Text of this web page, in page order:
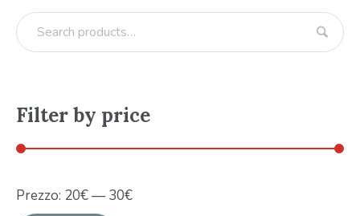
Filter by price
Prezzo: 20€— 30€